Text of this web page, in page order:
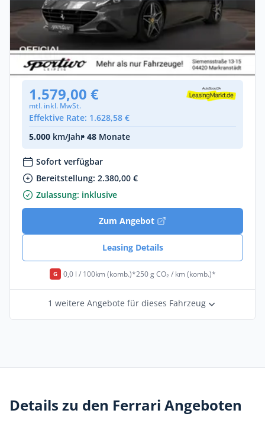
Gewerbe
Ferrari California T
Benzin •Automatik •560 PS (412 kW)
Gebraucht(43.212 km)• EZ: 05/2015
1.579,00 €
mtl. inkl. MwSt.
Effektive Rate: 1.628,58 €
5.000 km/Jahr• 48 Monate
Sofort verfügbar
Bereitstellung: 2.380,00 €
Zulassung: inklusive
Zum Angebot
Leasing Details
G 0,0 l / 100km (komb.)*250 g CO₂ / km (komb.)*
1 weitere Angebote für dieses Fahrzeug
Details zu den Ferrari Angeboten